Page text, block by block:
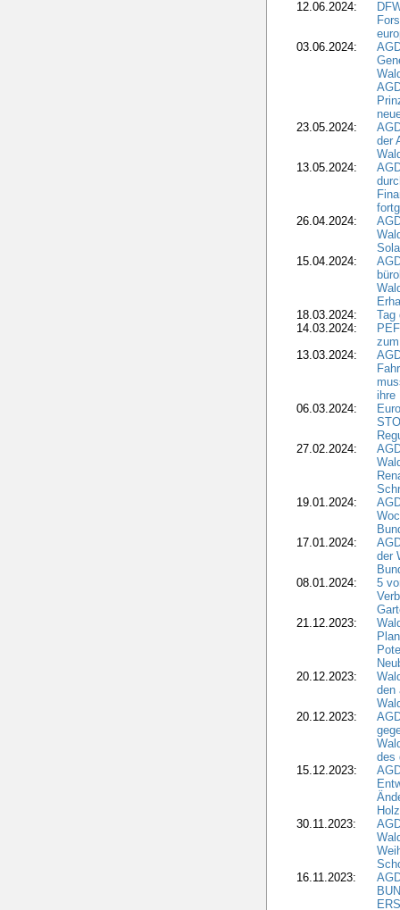
12.06.2024:
03.06.2024:
23.05.2024:
der
13.05.2024:
26.04.2024:
15.04.2024:
18.03.2024:
Tag
14.03.2024:
13.03.2024:
ihre
06.03.2024:
27.02.2024:
19.01.2024:
17.01.2024:
der
08.01.2024:
5
21.12.2023:
20.12.2023:
den
20.12.2023:
des
15.12.2023:
30.11.2023:
16.11.2023: